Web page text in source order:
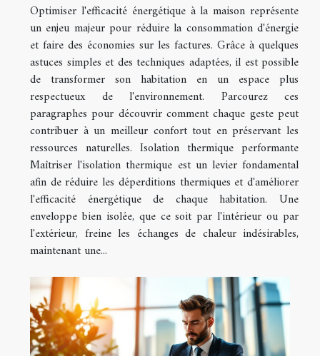
Optimiser l'efficacité énergétique à la maison représente
un enjeu majeur pour réduire la consommation d'énergie
et faire des économies sur les factures. Grâce à quelques
astuces simples et des techniques adaptées, il est possible
de transformer son habitation en un espace plus
respectueux de l'environnement. Parcourez ces
paragraphes pour découvrir comment chaque geste peut
contribuer à un meilleur confort tout en préservant les
ressources naturelles. Isolation thermique performante
Maîtriser l'isolation thermique est un levier fondamental
afin de réduire les déperditions thermiques et d'améliorer
l'efficacité énergétique de chaque habitation. Une
enveloppe bien isolée, que ce soit par l'intérieur ou par
l'extérieur, freine les échanges de chaleur indésirables,
maintenant une...